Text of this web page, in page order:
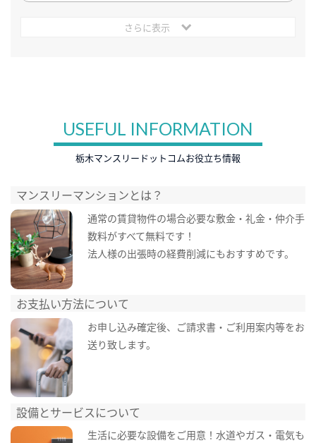
さらに表示
USEFUL INFORMATION
栃木マンスリードットコムお役立ち情報
マンスリーマンションとは？
通常の賃貸物件の場合必要な敷金・礼金・仲介手
数料がすべて無料です！
法人様の出張時の経費削減にもおすすめです。
お支払い方法について
お申し込み確定後、ご請求書・ご利用案内等をお
送り致します。
設備とサービスについて
生活に必要な設備をご用意！水道やガス・電気も